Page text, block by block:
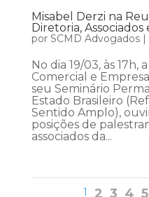
Misabel Derzi na
Diretoria, Associados
por SCMD Advogados|
No dia 19/03, às 17h,
Comercial e
seu Seminário
Estado Brasileiro
Sentido Amplo),
posições de
associados da...
1 2 3 4 5